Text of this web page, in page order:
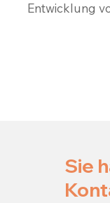
Entwicklung
Sie